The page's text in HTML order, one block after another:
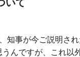
いて
事が今ご説明さ
んですが、これ